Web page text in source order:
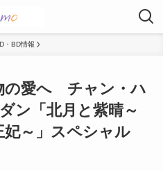
・BD情報
の愛へ チャン・ハ
ン「北月と紫晴～
～」スペシャル